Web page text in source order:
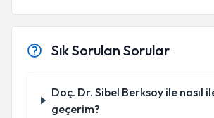
Sık Sorulan Sorular
Doç. Dr. Sibel Berksoy ile nasıl
geçerim?